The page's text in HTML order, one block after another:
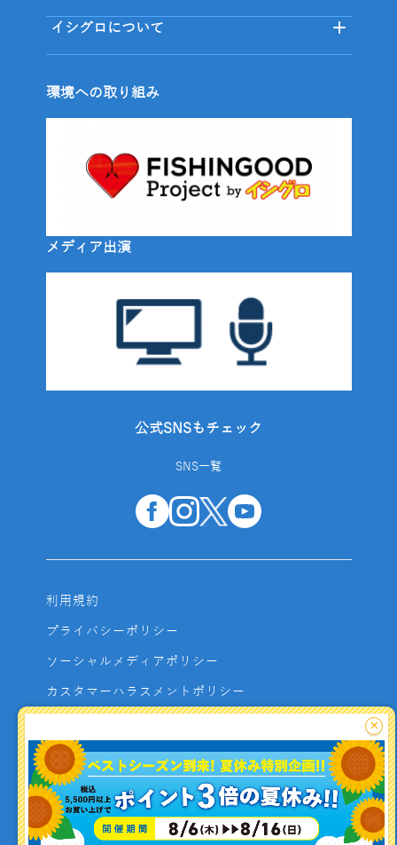
イシグロについて
環境への取り組み
メディア出演
公式SNSもチェック
SNS一覧
利用規約
プライバシーポリシー
ソーシャルメディアポリシー
カスタマーハラスメントポリシー
よくあるご質問
お問い合わせ
利用者資金の保全方法
×